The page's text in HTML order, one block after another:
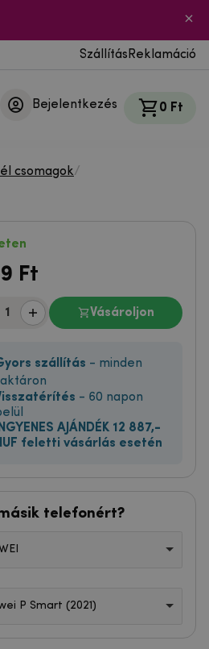
Szállítás Reklamáció
Bejelentkezés 0 Ft
csomagok/
Ft
Vásároljon
szállítás - minden
- 60 napon
INGYENES AJÁNDÉK 12 887,-
feletti vásárlás esetén
telefonért?
P Smart (2021)